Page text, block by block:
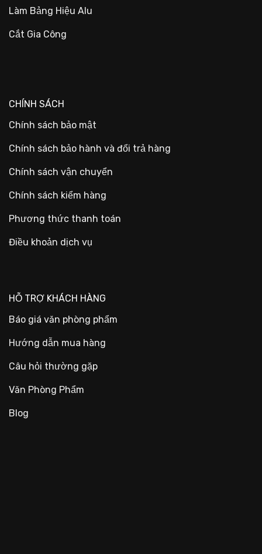
Làm Bảng Hiệu Alu
Cắt Gia Công
CHÍNH SÁCH
Chính sách bảo mật
Chính sách bảo hành và đổi trả hàng
Chính sách vận chuyển
Chính sách kiểm hàng
Phương thức thanh toán
Điều khoản dịch vụ
HỖ TRỢ KHÁCH HÀNG
Báo giá văn phòng phẩm
Hướng dẫn mua hàng
Câu hỏi thường gặp
Văn Phòng Phẩm
Blog